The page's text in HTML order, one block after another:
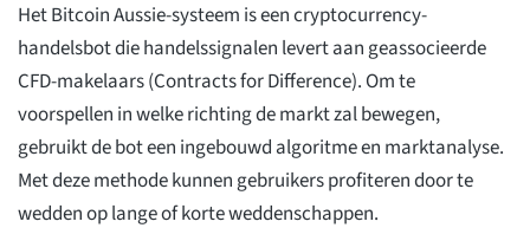
Het Bitcoin Aussie-systeem is een cryptocurrency-
handelsbot die handelssignalen levert aan geassocieerde
CFD-makelaars (Contracts for Difference). Om te
voorspellen in welke richting de markt zal bewegen,
gebruikt de bot een ingebouwd algoritme en marktanalyse.
Met deze methode kunnen gebruikers profiteren door te
wedden op lange of korte weddenschappen.